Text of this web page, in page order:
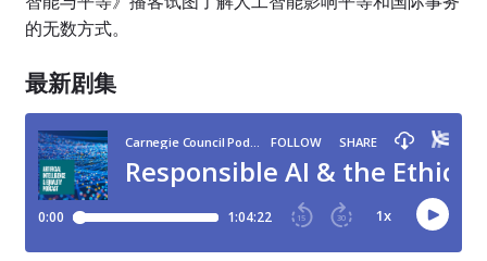
的无数方式。
最新剧集